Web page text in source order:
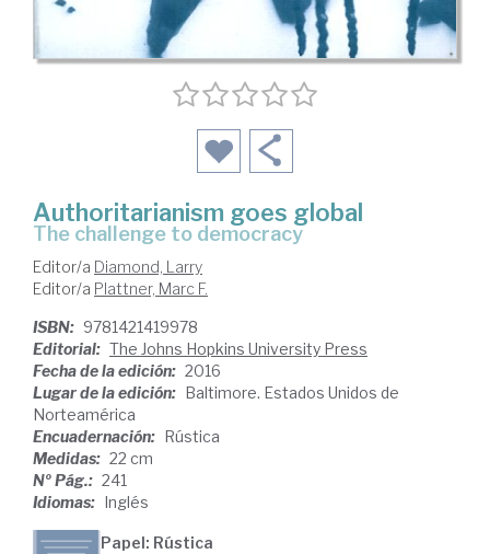
Authoritarianism goes global
the challenge to democracy
Editor/a Diamond, Larry
Editor/a Plattner, Marc F.
ISBN: 9781421419978
Editorial: The Johns Hopkins University Press
Fecha de la edición: 2016
Lugar de la edición: Baltimore. Estados Unidos de
Norteamérica
Encuadernación: Rústica
Medidas: 22 cm
Nº Pág.: 241
Idiomas: Inglés
Papel: Rústica